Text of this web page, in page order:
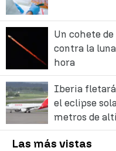
Un cohete
contra la
hora
Iberia fletará
el eclipse
metros de
Las más vistas